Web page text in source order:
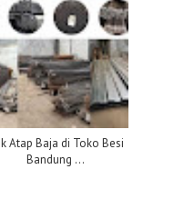
Atap Baja di Toko Besi
Bandung ...